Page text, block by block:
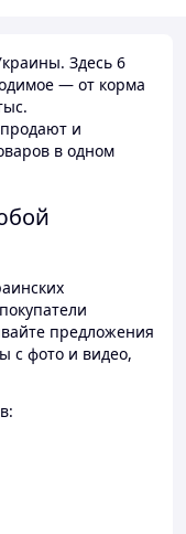
Здесь 6
— от корма
и
в одном
предложения
с фото и видео,